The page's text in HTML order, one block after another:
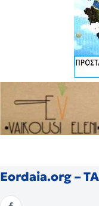
Eordaia.org –